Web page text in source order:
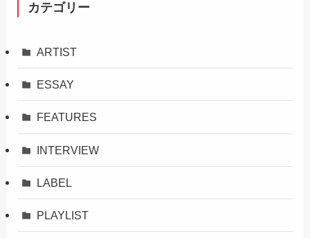
カテゴリー
ARTIST
ESSAY
FEATURES
INTERVIEW
LABEL
PLAYLIST